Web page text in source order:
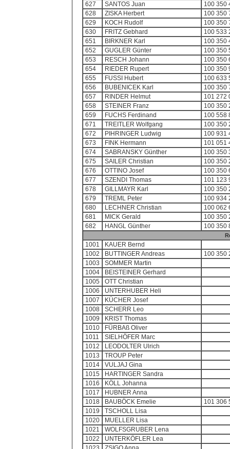
627
SANTOS Juan
100 350
628
ZISKA Herbert
100 350
629
KOCH Rudolf
100 350
630
FRITZ Gebhard
100 533
651
BIRKNER Karl
100 350
652
GUGLER Günter
100 350
653
RESCH Johann
100 350
654
RIEDER Rupert
100 350
655
FUSSI Hubert
100 633
656
BUBENICEK Karl
100 350
657
RINDER Helmut
101 272
658
STEINER Franz
100 350
659
FUCHS Ferdinand
100 558
671
TREITLER Wolfgang
100 350
672
PIHRINGER Ludwig
100 931
673
FINK Hermann
101 051
674
SABRANSKY Günther
100 350
675
SAILER Christian
100 350
676
OTTINO Josef
100 350
677
SZENDI Thomas
101 123
678
GILLMAYR Karl
100 350
679
TREML Peter
100 934
680
LECHNER Christian
100 062
681
MICK Gerald
100 350
682
HANGL Günther 100 350
1001
KAUER Bernd
1002
BUTTINGER Andreas
100 350
1003
SOMMER Martin
1004
BEISTEINER Gerhard
1005
OTT Christian
1006
UNTERHUBER Heli
1007
KÜCHER Josef
1008
SCHERR Leo
1009
KRIST Thomas
1010
FÜRBAß Oliver
1011
SIELHÖFER Marc
1012
LEODOLTER Ulrich
1013
TROUP Peter
1014
VULJAJ Gina
1015
HARTINGER Sandra
1016
KÖLL Johanna
1017
HUBNER Anna
1018
BAUBÖCK Emelie
101 306
1019
TSCHOLL Lisa
1020
MUELLER Lisa
1021
WOLFSGRUBER Lena
1022
UNTERKÖFLER Lea